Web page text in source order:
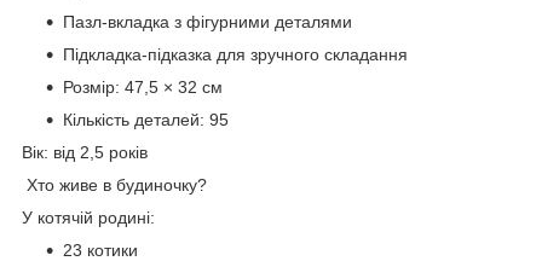
Пазл-вкладка з фігурними деталями
Підкладка-підказка для зручного складання
Розмір: 47,5 × 32 см
Кількість деталей: 95
Вік: від 2,5 років
Хто живе в будиночку?
У котячій родині:
23 котики